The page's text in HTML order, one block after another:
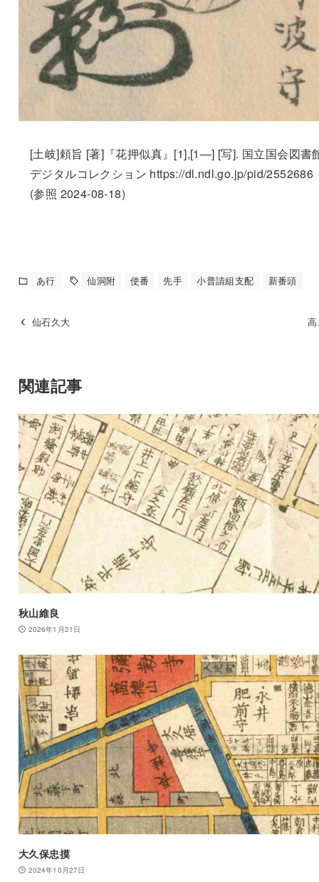
[土岐]頼旨 [著]『花押似真』[1],[1—] [写]. 国立国会図書
デジタルコレクション https://dl.ndl.go.jp/pid/2552686
(参照 2024-08-18)
あ行 仙洞附 使番 先手 小普請組支配 新番頭
仙石久大
関連記事
秋山維良
2026年1月21日
大久保忠摸
2024年10月27日